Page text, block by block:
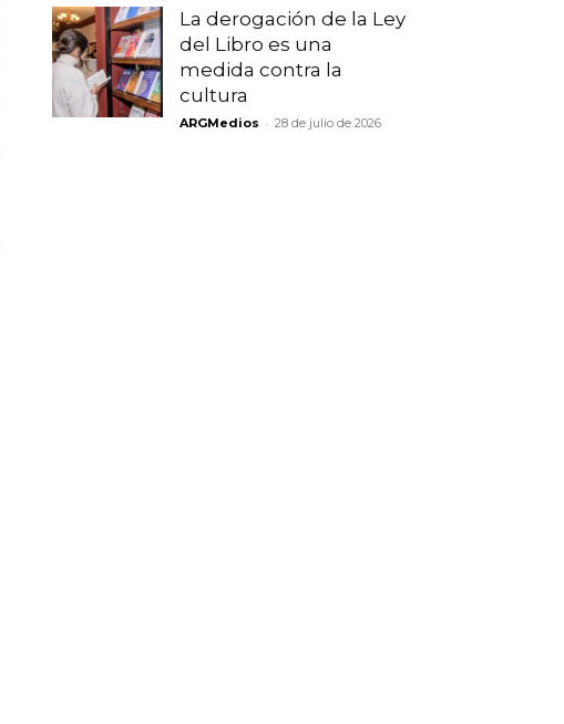
La derogación de la Ley
del Libro es una
medida contra la
cultura
ARGMedios - 28 de julio de 2026